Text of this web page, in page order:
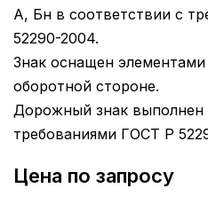
А, Бн в соответствии с
52290-2004.
Знак оснащен
оборотной стороне.
Дорожный знак выполнен
требованиями ГОСТ Р
Цена по запросу